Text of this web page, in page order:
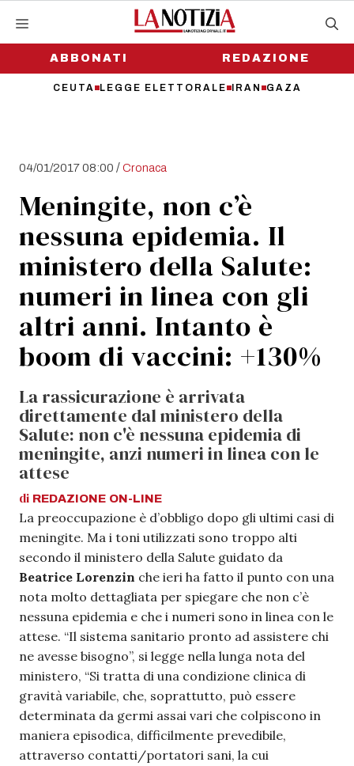
contenutoABBONATI
CEUTA LEGGE ELETTORALE IRAN GAZA
REDAZIONE
04/01/2017 08:00 /Cronaca
Meningite, non c’è
nessuna epidemia. Il
ministero della Salute:
numeri in linea con gli
altri anni. Intanto è
boom di vaccini: +130%
La rassicurazione è arrivata
direttamente dal ministero della
Salute: non c'è nessuna epidemia di
meningite, anzi numeri in linea con le
attese
di REDAZIONE ON-LINE
La preoccupazione è d’obbligo dopo gli ultimi casi di
meningite. Ma i toni utilizzati sono troppo alti
secondo il ministero della Salute guidato da
Beatrice Lorenzin che ieri ha fatto il punto con una
nota molto dettagliata per spiegare che non c’è
nessuna epidemia e che i numeri sono in linea con le
attese. “Il sistema sanitario pronto ad assistere chi
ne avesse bisogno”, si legge nella lunga nota del
ministero, “Si tratta di una condizione clinica di
gravità variabile, che, soprattutto, può essere
determinata da germi assai vari che colpiscono in
maniera episodica, difficilmente prevedibile,
attraverso contatti/portatori sani, la cui